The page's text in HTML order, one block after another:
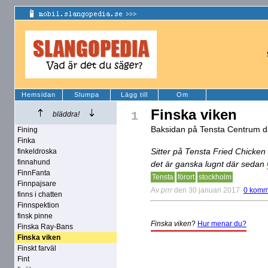
Hemsidan Slumpa Lägg till Om
bläddra!
Fining
Finka
finkeldroska
finnahund
FinnFanta
Finnpajsare
finns i chatten
Finnspektion
finsk pinne
Finska Ray-Bans
Finska viken
Finskt farväl
Fint
1 Finska viken
Baksidan på Tensta Centrum
Sitter på Tensta Fried
det är ganska lugnt där sedan
Tensta förort stockholm
Av prrr den 30 januari 2017 0
Finska viken? Hur menar du?